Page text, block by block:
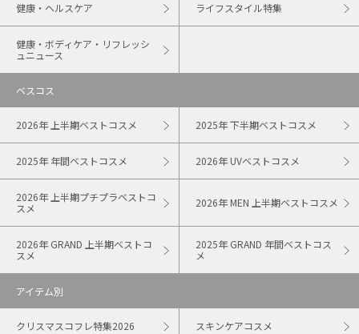
健康・ヘルスケア ライフスタイル特集
健康・ボディケア・リフレッシ
ュニュース
ベスコス
2026年 上半期ベストコスメ 2025年 下半期ベストコスメ
2025年 年間ベストコスメ 2026年 UVベストコスメ
2026年 上半期プチプラベストコ
スメ
2026年 MEN 上半期ベストコスメ
2026年 GRAND 上半期ベストコ
スメ
2025年 GRAND 年間ベストコス
メ
アイテム別
クリスマスコフレ特集2026 スキンケアコスメ